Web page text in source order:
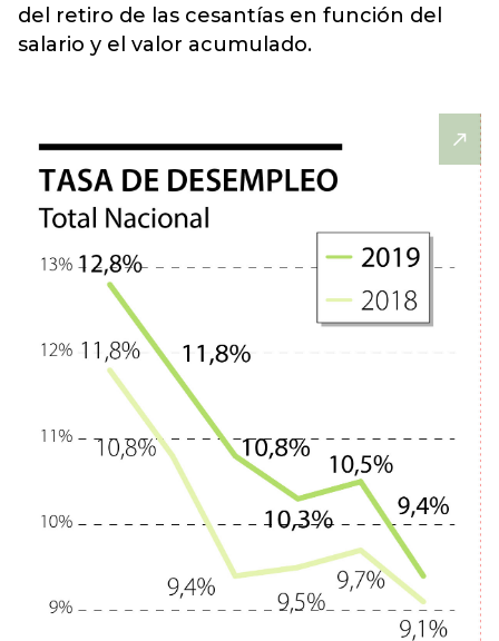
del retiro de las cesantías en función del
salario y el valor acumulado.